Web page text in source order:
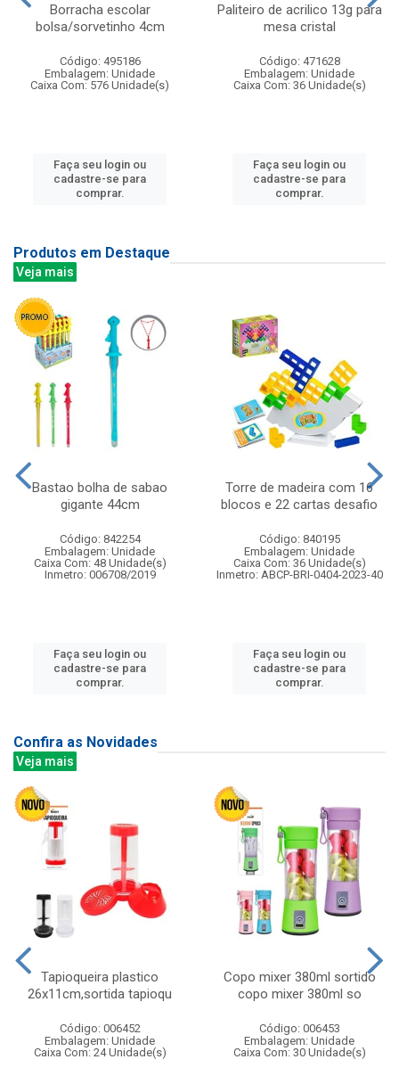
Borracha escolar
bolsa/sorvetinho 4cm
Código: 495186
Embalagem: Unidade
Caixa Com: 576 Unidade(s)
Faça seu login ou
cadastre-se para
comprar.
Paliteiro de acrilico 13g para
mesa cristal
Código: 471628
Embalagem: Unidade
Caixa Com: 36 Unidade(s)
Faça seu login ou
cadastre-se para
comprar.
Produtos em Destaque
Veja mais
Bastao bolha de sabao
gigante 44cm
Código: 842254
Embalagem: Unidade
Caixa Com: 48 Unidade(s)
Inmetro: 006708/2019
Faça seu login ou
cadastre-se para
comprar.
Torre de madeira com 16
blocos e 22 cartas desafio
Código: 840195
Embalagem: Unidade
Caixa Com: 36 Unidade(s)
Inmetro: ABCP-BRI-0404-2023-40
Faça seu login ou
cadastre-se para
comprar.
Confira as Novidades
Veja mais
Tapioqueira plastico
26x11cm,sortida tapioqu
Código: 006452
Embalagem: Unidade
Caixa Com: 24 Unidade(s)
Copo mixer 380ml sortido
copo mixer 380ml so
Código: 006453
Embalagem: Unidade
Caixa Com: 30 Unidade(s)